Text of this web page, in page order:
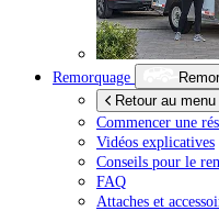
Remorquage
Retour au menu
Commencer une
Vidéos explicatives
Conseils pour le
FAQ
Attaches et